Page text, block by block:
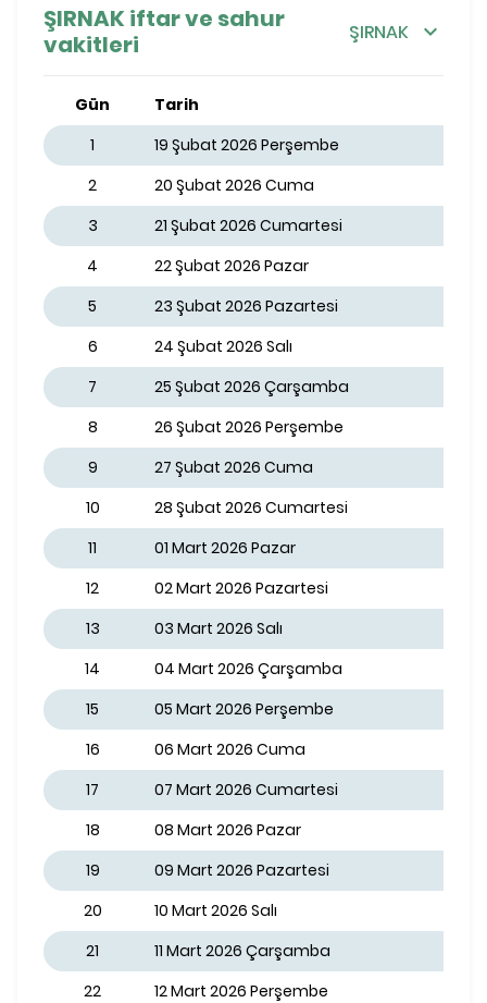
ŞIRNAK iftar ve sahur
vakitleri
ŞIRNAK
Gün Tarih
1
19 Şubat 2026 Perşembe
2
20 Şubat 2026 Cuma
3
21 Şubat 2026 Cumartesi
4
22 Şubat 2026 Pazar
5
23 Şubat 2026 Pazartesi
6
24 Şubat 2026 Salı
7
25 Şubat 2026 Çarşamba
8
26 Şubat 2026 Perşembe
9
27 Şubat 2026 Cuma
10
28 Şubat 2026 Cumartesi
11
01 Mart 2026 Pazar
12
02 Mart 2026 Pazartesi
13
03 Mart 2026 Salı
14
04 Mart 2026 Çarşamba
15
05 Mart 2026 Perşembe
16
06 Mart 2026 Cuma
17
07 Mart 2026 Cumartesi
18
08 Mart 2026 Pazar
19
09 Mart 2026 Pazartesi
20
10 Mart 2026 Salı
21
11 Mart 2026 Çarşamba
22
12 Mart 2026 Perşembe